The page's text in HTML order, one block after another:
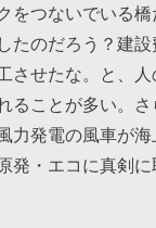
をつないでいる橋
たのだろう？建設
させたな。と、人
ることが多い。
力発電の風車が海
発・エコに真剣に